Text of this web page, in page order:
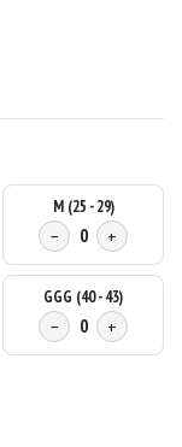
M (25 - 29)
− 0 +
GGG (40 - 43)
− 0 +